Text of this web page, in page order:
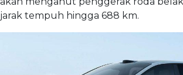
jarak tempuh hingga 688 km.